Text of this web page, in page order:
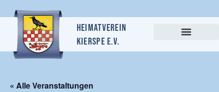
Heimatverein
Kierspe e.v.
« Alle Veranstaltungen